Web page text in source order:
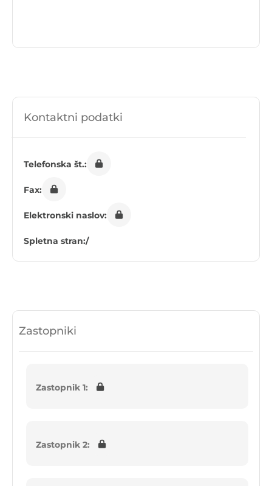
Kontaktni podatki
Telefonska št.:
Fax:
Elektronski naslov:
Spletna stran:/
Zastopniki
Zastopnik 1:
Zastopnik 2: